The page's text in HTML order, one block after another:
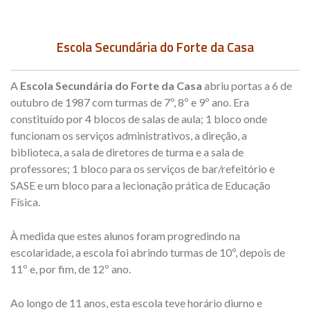
Escola Secundária do Forte da Casa
A Escola Secundária do Forte da Casa abriu portas a 6 de
outubro de 1987 com turmas de 7º, 8º e 9º ano. Era
constituído por 4 blocos de salas de aula; 1 bloco onde
funcionam os serviços administrativos, a direção, a
biblioteca, a sala de diretores de turma e a sala de
professores; 1 bloco para os serviços de bar/refeitório e
SASE e um bloco para a lecionação prática de Educação
Física.
À medida que estes alunos foram progredindo na
escolaridade, a escola foi abrindo turmas de 10º, depois de
11º e, por fim, de 12º ano.
Ao longo de 11 anos, esta escola teve horário diurno e